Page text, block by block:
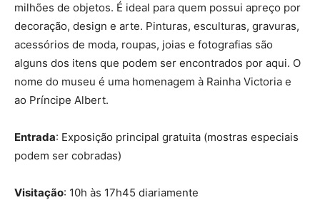
milhões de objetos. É ideal para quem possui apreço por
decoração, design e arte. Pinturas, esculturas, gravuras,
acessórios de moda, roupas, joias e fotografias são
alguns dos itens que podem ser encontrados por aqui. O
nome do museu é uma homenagem à Rainha Victoria e
ao Príncipe Albert.
Entrada: Exposição principal gratuita (mostras especiais
podem ser cobradas)
Visitação: 10h às 17h45 diariamente